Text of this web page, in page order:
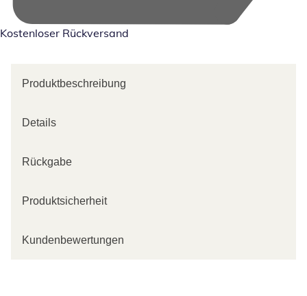
Kostenloser Rückversand
Produktbeschreibung
Details
Rückgabe
Produktsicherheit
Kundenbewertungen